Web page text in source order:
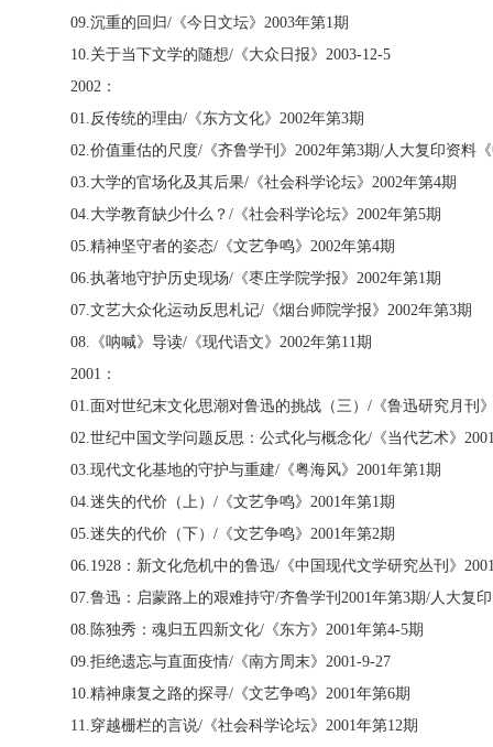
09. 沉重的回归/ 《今日文坛》 2003年第1 期
10. 关于当下文学的随想/ 《大众日报》 2003-12-5
2002 ：
01. 反传统的理由/ 《东方文化》 2002年第3期
02. 价值重估的尺度/ 《齐鲁学刊》 2002年第3期/ 人大复印资料
03. 大学的官场化及其后果/ 《社会科学论坛》 2002年第4期
04. 大学教育缺少什么？ / 《社会科学论坛》 2002年第5期
05. 精神坚守者的姿态/ 《文艺争鸣》 2002年第4期
06. 执著地守护历史现场/ 《枣庄学院学报》 2002年第1 期
07. 文艺大众化运动反思札记/ 《烟台师院学报》 2002年第3期
08.
《呐喊》导读/ 《现代语文》 2002年第11 期
2001 ：
01. 面对世纪末文化思潮对鲁迅的挑战（三） / 《鲁迅研究月刊
02. 世纪中国文学问题反思：公式化与概念化/ 《当代艺术》
03. 现代文化基地的守护与重建/ 《粤海风》 2001 年第1 期
04. 迷失的代价（上） / 《文艺争鸣》 2001 年第1 期
05. 迷失的代价（下） / 《文艺争鸣》 2001 年第2期
06.1928 ：新文化危机中的鲁迅/ 《中国现代文学研究丛刊》
07. 鲁迅：启蒙路上的艰难持守/齐鲁学刊 2001 年第3期/ 人大复
08. 陈独秀：魂归五四新文化/ 《东方》 2001 年第4-5期
09. 拒绝遗忘与直面疫情/ 《南方周末》 2001-9-27
10. 精神康复之路的探寻/ 《文艺争鸣》 2001 年第6期
11. 穿越栅栏的言说/ 《社会科学论坛》 2001 年第12期